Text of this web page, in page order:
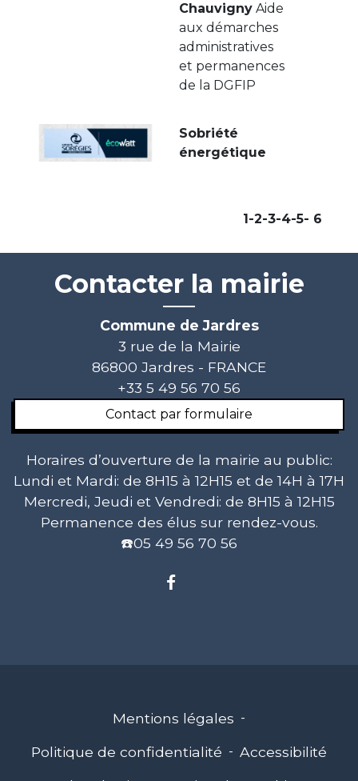
Chauvigny Aide
aux démarches
administratives
et permanences
de la DGFIP
Sobriété
énergétique
1-2-3-4-5- 6
Contacter la mairie
Commune de Jardres
3 rue de la Mairie
86800 Jardres - FRANCE
+33 5 49 56 70 56
Contact par formulaire
Horaires d’ouverture de la mairie au public:
Lundi et Mardi: de 8H15 à 12H15 et de 14H à 17H
Mercredi, Jeudi et Vendredi: de 8H15 à 12H15
Permanence des élus sur rendez-vous.
☎️05 49 56 70 56
Mentions légales -
Politique de confidentialité - Accessibilité